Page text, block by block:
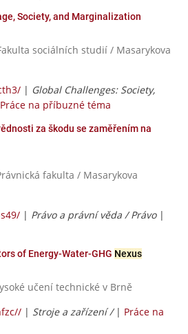
Society, and Marginalization
sociálních studií / Masarykova
| Global Challenges: Society,
Práce na příbuzné téma
za škodu se zaměřením na
fakulta / Masarykova
| Právo a právní věda / Právo|
of Energy-Water-GHG Nexus
učení technické v Brně
| Stroje a zařízení / | Práce na